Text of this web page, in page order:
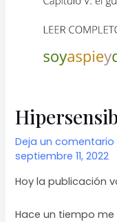
Deja un comentario
septiembre 11, 2022
Hoy la publicación
Hace un tiempo